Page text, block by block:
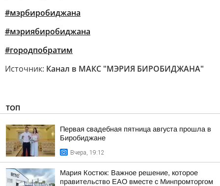
#мэрбиробиджана
#мэриябиробиджана
#городпобратим
Источник: Канал в МАКС "МЭРИЯ БИРОБИДЖАНА"
ТОП
Первая свадебная пятница августа прошла в
Биробиджане
Вчера, 19:12
Мария Костюк: Важное решение, которое
правительство ЕАО вместе с Минпромторгом